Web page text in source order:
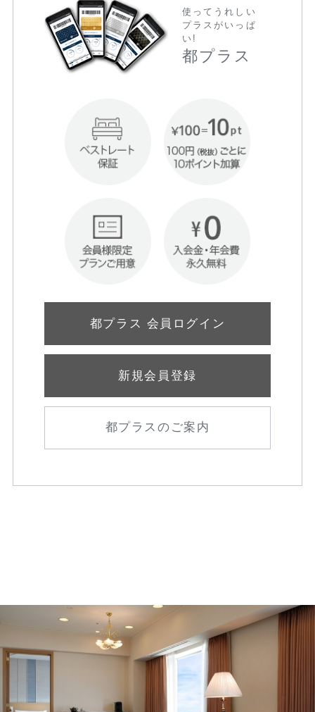
使ってうれしい
プラスがいっぱ
い!
都プラス
都プラス 会員ログイン
新規会員登録
都プラスのご案内